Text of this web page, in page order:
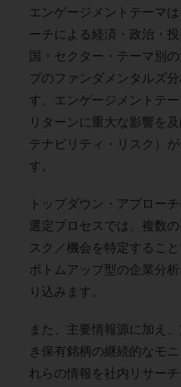
エンゲージメントテーマ
ーチによる経済・政治・
国・セクター・テーマ別
プのファンダメンタルズ
す。エンゲージメントテ
リターンに重大な影響を
テナビリティ・リスク）
す。
トップダウン・アプロー
選定プロセスでは、複数
スク／機会を特定するこ
ボトムアップ型の企業分
り込みます。
また、主要情報源に加え
き保有銘柄の継続的なモ
れらの情報を社内リサー